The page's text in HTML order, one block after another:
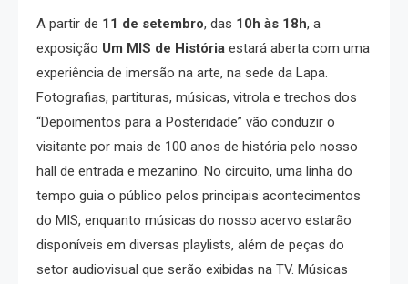
A partir de 11 de setembro, das 10h às 18h, a
exposição Um MIS de História estará aberta com uma
experiência de imersão na arte, na sede da Lapa.
Fotografias, partituras, músicas, vitrola e trechos dos
“Depoimentos para a Posteridade” vão conduzir o
visitante por mais de 100 anos de história pelo nosso
hall de entrada e mezanino. No circuito, uma linha do
tempo guia o público pelos principais acontecimentos
do MIS, enquanto músicas do nosso acervo estarão
disponíveis em diversas playlists, além de peças do
setor audiovisual que serão exibidas na TV. Músicas